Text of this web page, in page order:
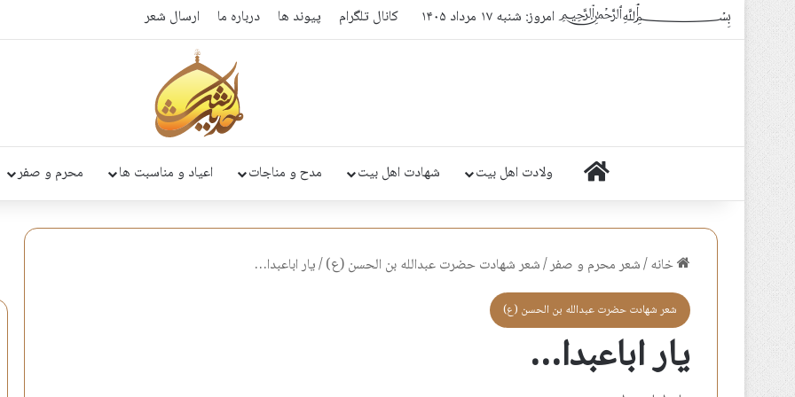
﷽ امروز: شنبه ۱۷ مرداد ۱۴۰۵ کانال تلگرام پیوند ها درباره ما ارسال شعر
خانه ولادت اهل بیت شهادت اهل بیت مدح و مناجات اعیاد و مناسبت ها محرم و صفر
خانه/شعر محرم و صفر/شعر شهادت حضرت عبدالله بن الحسن (ع)/یار اباعبدا…
شعر شهادت حضرت عبدالله بن الحسن (ع)
یار اباعبدا…